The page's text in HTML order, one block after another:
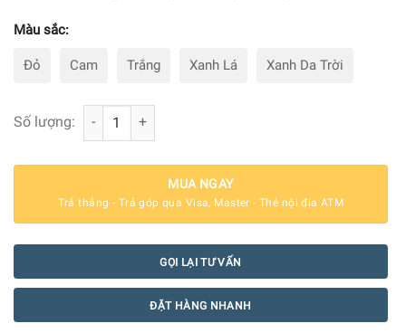
Màu sắc:
Đỏ Cam Trắng Xanh Lá Xanh Da Trời
Số lượng: Hộp Bảo Quản Thực Phẩm Hút Chân Không Status
MUA NGAY
Trả thẳng - Trả góp qua Visa, Master - Thẻ nội địa ATM
GỌI LẠI TƯ VẤN
ĐẶT HÀNG NHANH